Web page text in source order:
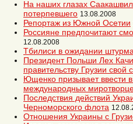
На наших глазах
потерпевшего 13.08.2008
Репортаж из Южной Осетии
Россияне предпочитают
12.08.2008
Тбилиси в ожидании
Президент Польши Лех
правительству Грузии свой
Ющенко призывает ввести
международных
Последствия действий
Черноморского флота
Отношения Украины с